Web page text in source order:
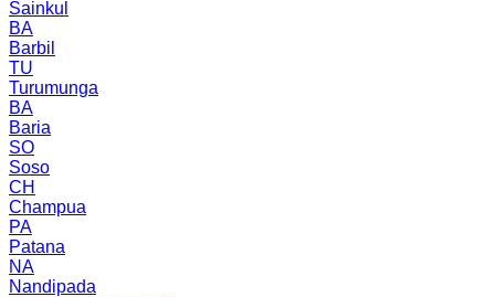
Sainkul
BA
Barbil
TU
Turumunga
BA
Baria
SO
Soso
CH
Champua
PA
Patana
NA
Nandipada